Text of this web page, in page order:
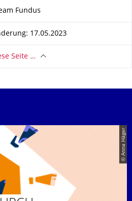
Fundus
17.05.2023
Seite …
© Anna Häger